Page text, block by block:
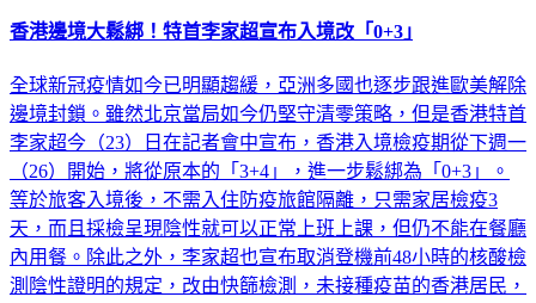
香港邊境大鬆綁！特首李家超宣布入境改「0+3｣
全球新冠疫情如今已明顯趨緩，亞洲多國也逐步跟進歐美解除
邊境封鎖。雖然北京當局如今仍堅守清零策略，但是香港特首
李家超今（23）日在記者會中宣布，香港入境檢疫期從下週一
（26）開始，將從原本的「3+4」，進一步鬆綁為「0+3」。
等於旅客入境後，不需入住防疫旅館隔離，只需家居檢疫3
天，而且採檢呈現陰性就可以正常上班上課，但仍不能在餐廳
內用餐。除此之外，李家超也宣布取消登機前48小時的核酸檢
測陰性證明的規定，改由快篩檢測，未接種疫苗的香港居民，